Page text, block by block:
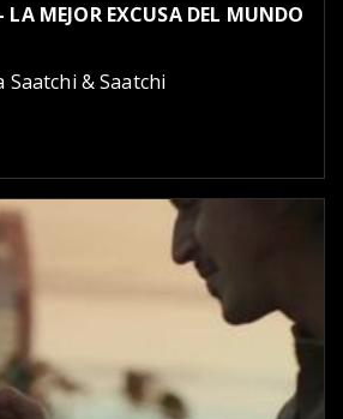
LA MEJOR EXCUSA DEL MUNDO
Saatchi & Saatchi